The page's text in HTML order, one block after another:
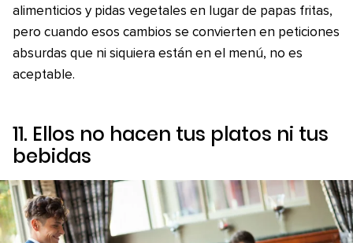
alimenticios y pidas vegetales en lugar de papas fritas,
pero cuando esos cambios se convierten en peticiones
absurdas que ni siquiera están en el menú, no es
aceptable.
11. Ellos no hacen tus platos ni tus
bebidas